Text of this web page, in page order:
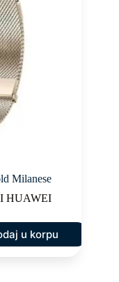
Milanese
HUAWEI
u korpu